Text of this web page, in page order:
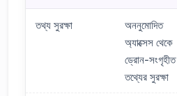
তথ্য সুরক্ষা
অননুমোদিত
অ্যাক্সেস থেকে
ড্রোন-সংগৃহীত
তথ্যের সুরক্ষা